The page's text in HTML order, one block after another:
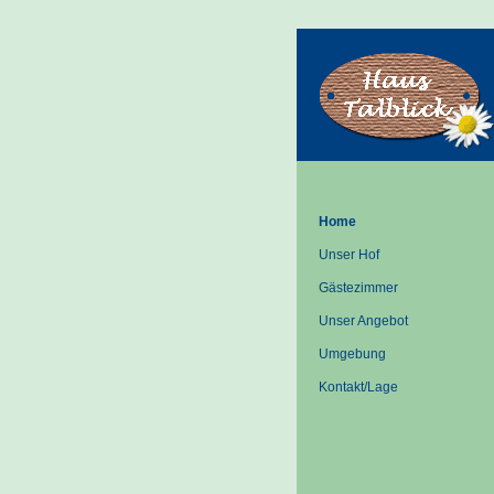
Home
Unser Hof
Gästezimmer
Unser Angebot
Umgebung
Kontakt/Lage